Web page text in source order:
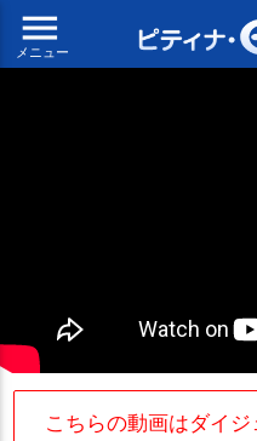
menu
メニュー
こちらの動画はダイ